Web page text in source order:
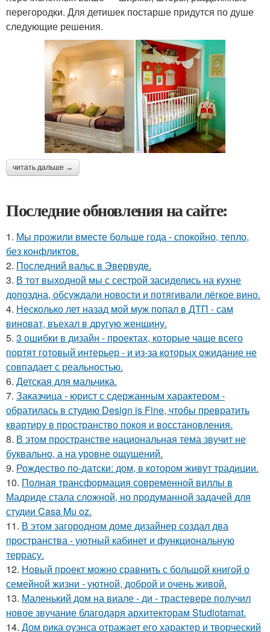
перегородки. Для детишек постарше придутся по душе
следующие решения.
читать дальше →
Последние обновления на сайте:
1. Мы прожили вместе больше года - спокойно, тепло,
без конфликтов.
2. Последний вальс в Эвервуде.
3. В тот выходной мы с сестрой засиделись на кухне
допоздна, обсуждали новости и потягивали лёгкое вино.
4. Несколько лет назад мой муж попал в ДТП - сам
виноват, въехал в другую женщину.
5. 3 ошибки в дизайн - проектах, которые чаще всего
портят готовый интерьер - и из-за которых ожидание не
совпадает с реальностью.
6. Детская для мальчика.
7. Заказчица - юрист с сдержанным характером -
обратилась в студию Design is Fine, чтобы превратить
квартиру в пространство покоя и восстановления.
8. В этом пространстве национальная тема звучит не
буквально, а на уровне ощущений.
9. Рождество по-датски: дом, в котором живут традиции.
10. Полная трансформация современной виллы в
Мадриде стала сложной, но продуманной задачей для
студии Casa Mu oz.
11. В этом загородном доме дизайнер создал два
пространства - уютный кабинет и функциональную
террасу.
12. Новый проект можно сравнить с большой книгой о
семейной жизни - уютной, доброй и очень живой.
13. Маленький дом на виале - ди - трастевере получил
новое звучание благодаря архитекторам Studiotamat.
14. Дом рика оуэнса отражает его характер и творческий